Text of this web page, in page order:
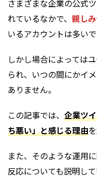
さまざまな企業の公式
れているなかで、 親し
いるアカウントは多いで
しかし場合によっては
られ、いつの間にかイ
ありません。
この記事では、 企業ツ
ち悪い」と感じる理由
また、そのような運用
反応についても説明し